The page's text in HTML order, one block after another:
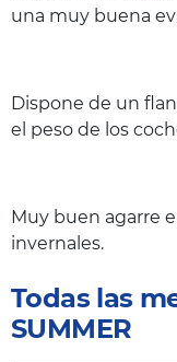
una muy buena
Dispone de un
el peso de los
Muy buen agarre
invernales.
Todas las
SUMMER